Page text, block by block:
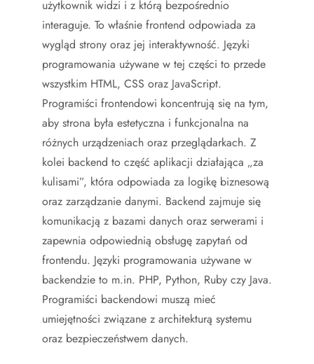
użytkownik widzi i z którą bezpośrednio
interaguje. To właśnie frontend odpowiada za
wygląd strony oraz jej interaktywność. Języki
programowania używane w tej części to przede
wszystkim HTML, CSS oraz JavaScript.
Programiści frontendowi koncentrują się na tym,
aby strona była estetyczna i funkcjonalna na
różnych urządzeniach oraz przeglądarkach. Z
kolei backend to część aplikacji działająca „za
kulisami”, która odpowiada za logikę biznesową
oraz zarządzanie danymi. Backend zajmuje się
komunikacją z bazami danych oraz serwerami i
zapewnia odpowiednią obsługę zapytań od
frontendu. Języki programowania używane w
backendzie to m.in. PHP, Python, Ruby czy Java.
Programiści backendowi muszą mieć
umiejętności związane z architekturą systemu
oraz bezpieczeństwem danych.